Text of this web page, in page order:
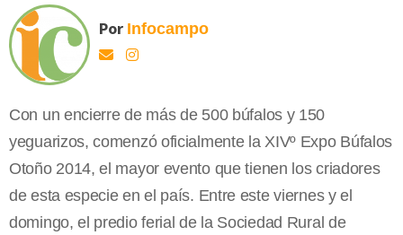
Por Infocampo
Con un encierre de más de 500 búfalos y 150
yeguarizos, comenzó oficialmente la XIVº Expo Búfalos
Otoño 2014, el mayor evento que tienen los criadores
de esta especie en el país. Entre este viernes y el
domingo, el predio ferial de la Sociedad Rural de